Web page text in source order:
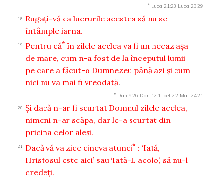
* Luca 21:23 Luca 23:29
18
Rugaţi-vă ca lucrurile acestea să nu se
întâmple iarna.
19 Pentru că* în zilele acelea va fi un necaz aşa
de mare, cum n-a fost de la începutul lumii
pe care a făcut-o Dumnezeu până azi şi cum
nici nu va mai fi vreodată.
* Dan 9:26 Dan 12:1 Ioel 2:2 Mat 24:21
20
Şi dacă n-ar fi scurtat Domnul zilele acelea,
nimeni n-ar scăpa, dar le-a scurtat din
pricina celor aleşi.
21 Dacă vă va zice cineva atunci* : ‘Iată,
Hristosul este aici’ sau ‘Iată-L acolo’, să nu-l
credeţi.